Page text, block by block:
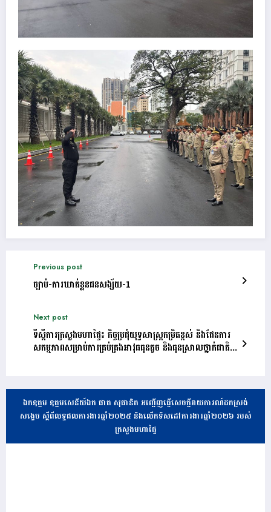
Previous post
ច្បាប់-ការឃាត់ខ្លួនជនសង្ស័យ-1
Next post
ទីស្ដីការក្រសួងមហាផ្ទៃ៖ កិច្ចប្រជុំយុទ្ធសាស្រ្តកម្រិតខ្ពស់ និងផែនការ
សកម្មភាពសម្រាប់ការគ្រប់គ្រងអាវុធធុនតូច និងធុនស្រាលថ្នាក់ជាតិ
ឯកឧត្តម ឧត្តមសេនីយ៍ឯក ផាត សុផានិត អញ្ជើញធ្វើសេចក្តីរាយការណ៍ដកស្រង់
សង្ខេប ស្តីពីលទ្ធផលការងារឆ្នាំ២០២៥ និងលើកទិសដៅការងារឆ្នាំ២០២៦ របស់
ក្រសួងមហាផ្ទៃ